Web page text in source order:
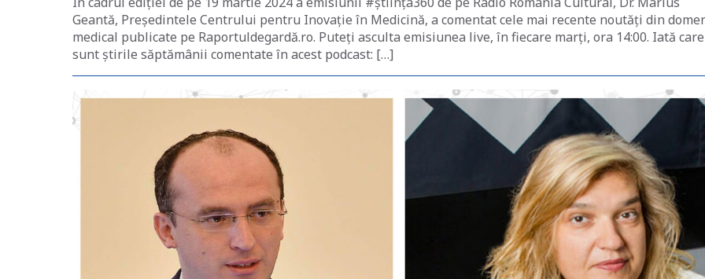
Geantă, Președintele Centrului pentru Inovație în Medicină, a comentat cele mai recente noutăți din
medical publicate pe Raportuldegardă.ro. Puteți asculta emisiunea live, în fiecare marți, ora 14:00. Iată care
sunt știrile săptămânii comentate în acest podcast: […]